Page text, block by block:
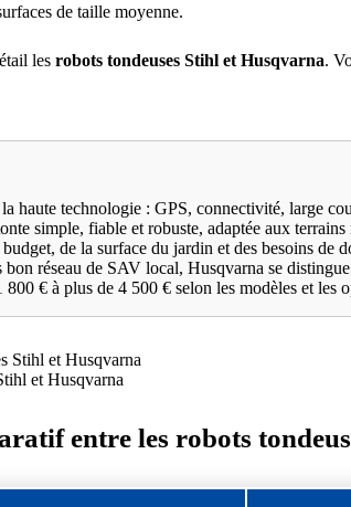
de taille moyenne.
les robots tondeuses Stihl et Husqvarna.
haute technologie : GPS, connectivité, large
simple, fiable et robuste, adaptée aux terrains
de la surface du jardin et des besoins de
bon réseau de SAV local, Husqvarna se
€ à plus de 4 500 € selon les modèles et les
et Husqvarna
entre les robots